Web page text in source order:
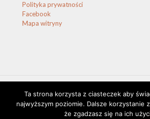
Polityka prywatności
Facebook
Mapa witryny
© 2020 Biblioteka Ciężkowice. ©
Ta strona korzysta z ciasteczek aby
najwyższym poziomie. Dalsze korzystanie
że zgadzasz się na ich